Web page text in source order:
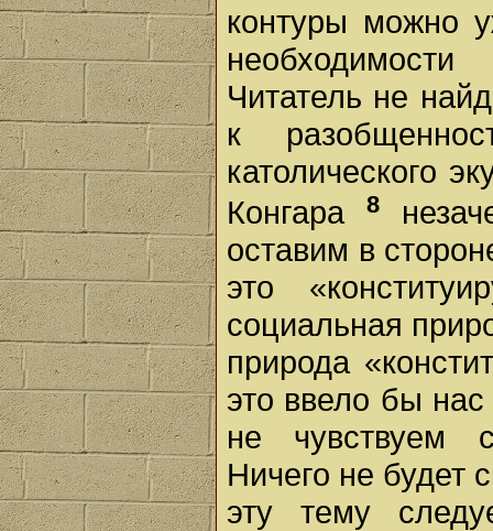
контуры можно
Читатель не
к
католического
Конгара
8
оставим в
это
социальная
природа
это ввело бы
не чувствуем
Ничего не будет
эту тему